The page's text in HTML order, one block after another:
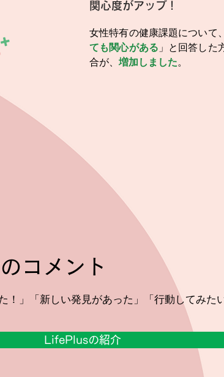
関心度がアップ！
女性特有の健康課題について
ても関心がある 」と回答した
合が、 増加しました。
コメント
！」「新しい発見があった」「行動してみた
LifePlusの紹介